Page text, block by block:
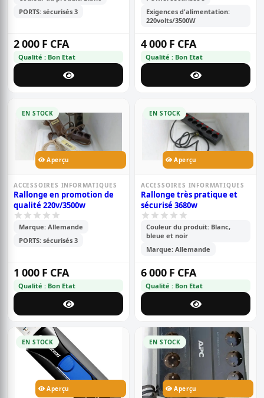
PORTS: sécurisés 3
2 000 F CFA
Qualité : Bon Etat
Exigences d'alimentation:
220volts/3500W
4 000 F CFA
Qualité : Bon Etat
EN STOCK
Aperçu
ACCESSOIRES INFORMATIQUES
Rallonge en promotion de
qualité 220v/3500w
Marque: Allemande
PORTS: sécurisés 3
1 000 F CFA
Qualité : Bon Etat
EN STOCK
Aperçu
ACCESSOIRES INFORMATIQUES
Rallonge très pratique et
sécurisé 3680w
Couleur du produit: Blanc,
bleue et noir
Marque: Allemande
6 000 F CFA
Qualité : Bon Etat
EN STOCK
Aperçu
EN STOCK
Aperçu